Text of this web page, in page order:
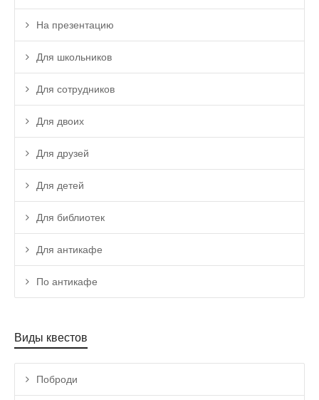
На презентацию
Для школьников
Для сотрудников
Для двоих
Для друзей
Для детей
Для библиотек
Для антикафе
По антикафе
Виды квестов
Поброди